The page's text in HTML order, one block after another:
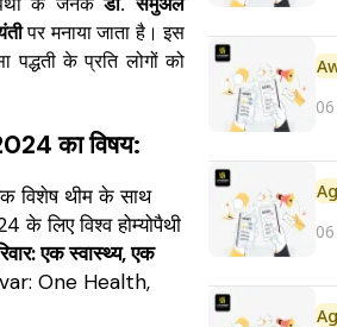
पर मनाया जाता है। इस
पद्धती के प्रति लोगों को
का विषय:
विशेष थीम के साथ
के लिए विश्व होम्योपैथी
एक स्वास्थ्य, एक
One Health,